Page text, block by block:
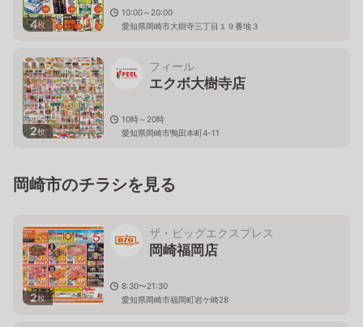
4枚
10:00～20:00
愛知県岡崎市大樹寺三丁目１９番地３
2枚
フィール
エクボ大樹寺店
10時～20時
愛知県岡崎市鴨田本町4-11
岡崎市のチラシを見る
2枚
ザ・ビッグエクスプレス
岡崎福岡店
8:30〜21:30
愛知県岡崎市福岡町岩ケ崎28